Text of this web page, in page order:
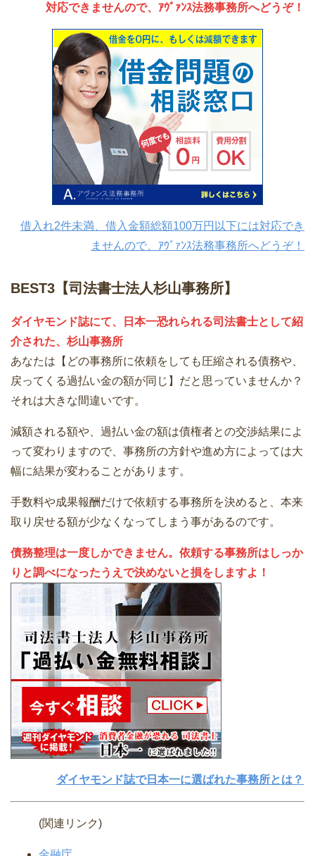
対応できませんので、ｱｳﾞｧﾝｽ法務事務所へどうぞ！
借入れ2件未満、借入金額総額100万円以下には対応でき
ませんので、ｱｳﾞｧﾝｽ法務事務所へどうぞ！
BEST3【司法書士法人杉山事務所】
ダイヤモンド誌にて、日本一恐れられる司法書士として紹
介された、杉山事務所
あなたは【どの事務所に依頼をしても圧縮される債務や、
戻ってくる過払い金の額が同じ】だと思っていませんか？
それは大きな間違いです。
減額される額や、過払い金の額は債権者との交渉結果によ
って変わりますので、事務所の方針や進め方によっては大
幅に結果が変わることがあります。
手数料や成果報酬だけで依頼する事務所を決めると、本来
取り戻せる額が少なくなってしまう事があるのです。
債務整理は一度しかできません。依頼する事務所はしっか
りと調べになったうえで決めないと損をしますよ！
ダイヤモンド誌で日本一に選ばれた事務所とは？
(関連リンク)